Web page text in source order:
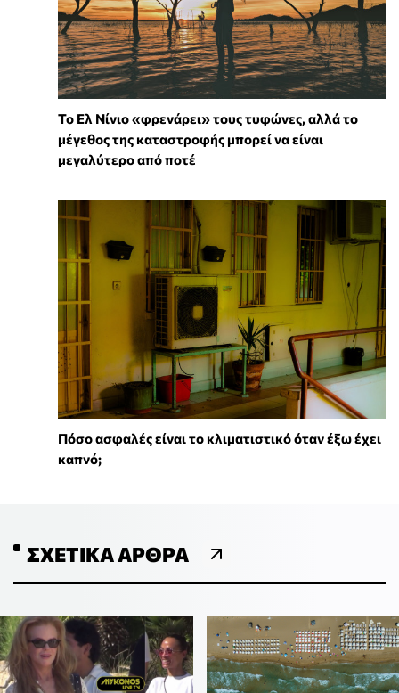
Το Ελ Νίνιο «φρενάρει» τους τυφώνες, αλλά το
μέγεθος της καταστροφής μπορεί να είναι
μεγαλύτερο από ποτέ
Πόσο ασφαλές είναι το κλιματιστικό όταν έξω έχει
καπνό;
ΣΧΕΤΙΚΆ ΆΡΘΡΑ